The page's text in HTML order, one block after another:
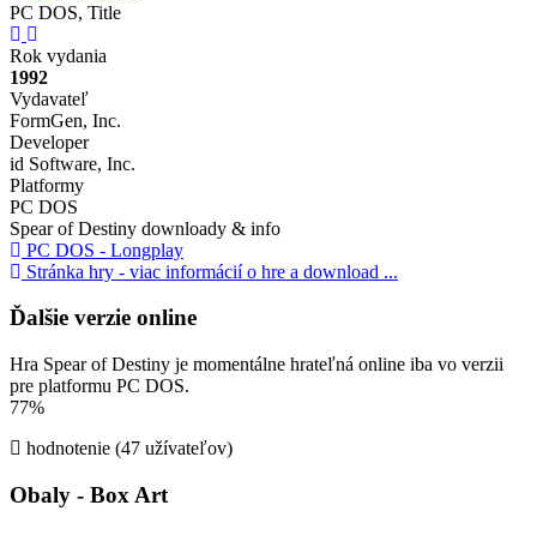
PC DOS, Title
Previous
Rok vydania
1992
Vydavateľ
FormGen, Inc.
Developer
id Software, Inc.
Platformy
PC DOS
Spear of Destiny downloady & info
PC DOS - Longplay
Stránka hry - viac informácií o hre a download ...
Ďalšie verzie online
Hra Spear of Destiny je momentálne hrateľná online iba vo verzii
pre platformu PC DOS.
77%
hodnotenie (47 užívateľov)
Obaly - Box Art